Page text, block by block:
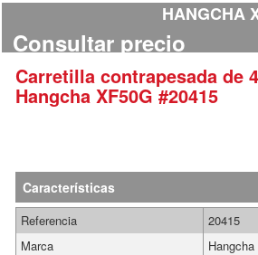
HANGCHA
Consultar precio
Carretilla contrapesada de
Hangcha XF50G#20415
Características
Referencia
20415
Marca
Hangcha